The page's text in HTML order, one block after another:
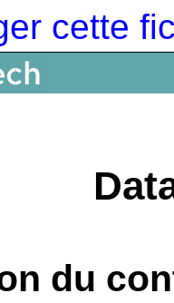
cette
du